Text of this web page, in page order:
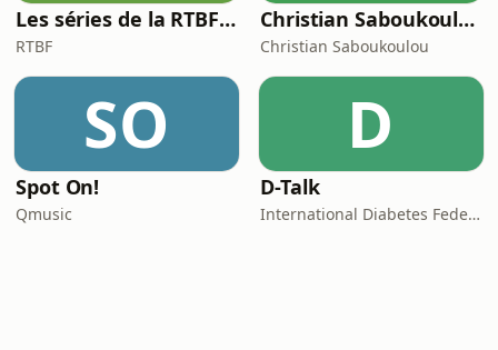
Les séries de la RTBF : Histoire(s)
RTBF
Christian Saboukoulou
Christian Saboukoulou
SO
Spot On!
Qmusic
D
D-Talk
International Diabetes Federation